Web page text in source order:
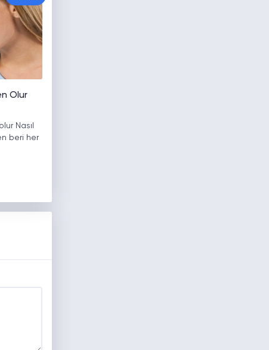
Olur
Nasıl
beri her